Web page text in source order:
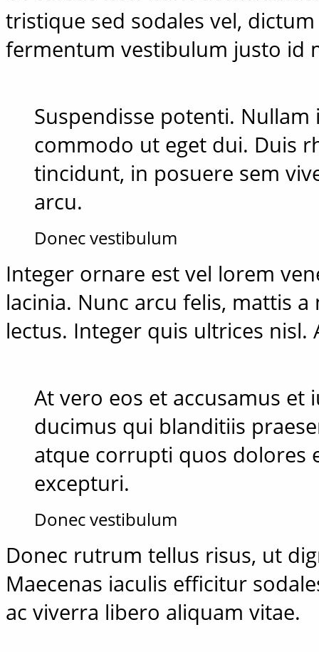
tristique sed sodales vel,
fermentum vestibulum justo id
Suspendisse potenti.
commodo ut eget dui. Duis
tincidunt, in posuere sem
arcu.
Donec vestibulum
Integer ornare est vel lorem
lacinia. Nunc arcu felis, mattis
lectus. Integer quis ultrices nisl.
At vero eos et accusamus et
ducimus qui blanditiis
atque corrupti quos dolores
excepturi.
Donec vestibulum
Donec rutrum tellus risus, ut
Maecenas iaculis efficitur
ac viverra libero aliquam vitae.